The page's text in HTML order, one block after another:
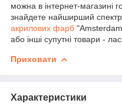
можна в інтернет-магазині
знайдете найширший спектр
акрилових фарб
або інші супутні товари -
Приховати
Характеристики